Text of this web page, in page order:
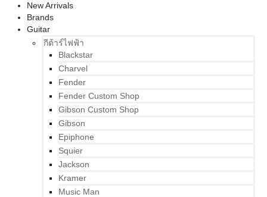
New Arrivals
Brands
Guitar
กีต้าร์ไฟฟ้า
Blackstar
Charvel
Fender
Fender Custom Shop
Gibson Custom Shop
Gibson
Epiphone
Squier
Jackson
Kramer
Music Man